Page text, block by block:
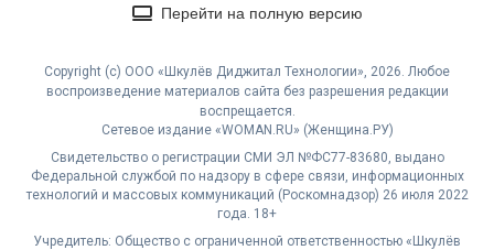
Перейти на полную версию
Copyright (с) ООО «Шкулёв Диджитал Технологии», 2026. Любое
воспроизведение материалов сайта без разрешения редакции
воспрещается.
Сетевое издание «WOMAN.RU» (Женщина.РУ)
Свидетельство о регистрации СМИ ЭЛ №ФС77-83680, выдано
Федеральной службой по надзору в сфере связи, информационных
технологий и массовых коммуникаций (Роскомнадзор) 26 июля 2022
года. 18+
Учредитель: Общество с ограниченной ответственностью «Шкулёв